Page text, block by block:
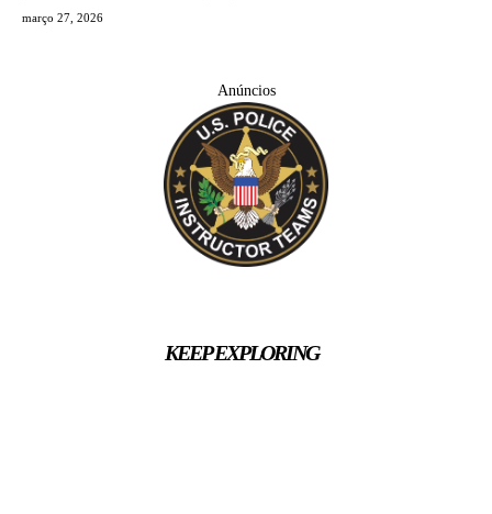
março 27, 2026
Anúncios
KEEP EXPLORING